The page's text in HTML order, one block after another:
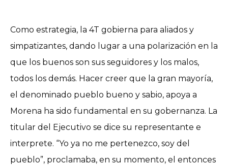
Como estrategia, la 4T gobierna para aliados y
simpatizantes, dando lugar a una polarización en la
que los buenos son sus seguidores y los malos,
todos los demás. Hacer creer que la gran mayoría,
el denominado pueblo bueno y sabio, apoya a
Morena ha sido fundamental en su gobernanza. La
titular del Ejecutivo se dice su representante e
interprete. “Yo ya no me pertenezco, soy del
pueblo”, proclamaba, en su momento, el entonces